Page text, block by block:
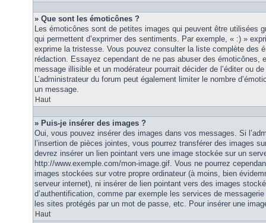
» Que sont les émoticônes ?
Les émoticônes sont de petites images qui peuvent être utilisées
qui permettent d’exprimer des sentiments. Par exemple, « :) »
exprime la tristesse. Vous pouvez consulter la liste complète des
rédaction. Essayez cependant de ne pas abuser des émoticônes,
message illisible et un modérateur pourrait décider de l’éditer ou
L’administrateur du forum peut également limiter le nombre
un message.
Haut
» Puis-je insérer des images ?
Oui, vous pouvez insérer des images dans vos messages. Si
l’insertion de pièces jointes, vous pourrez transférer des images
devrez insérer un lien pointant vers une image stockée sur un
http://www.exemple.com/mon-image.gif. Vous ne pourrez
images stockées sur votre propre ordinateur (à moins, bien
serveur internet), ni insérer de lien pointant vers des images
d’authentification, comme par exemple les services de
les sites protégés par un mot de passe, etc. Pour insérer une
Haut